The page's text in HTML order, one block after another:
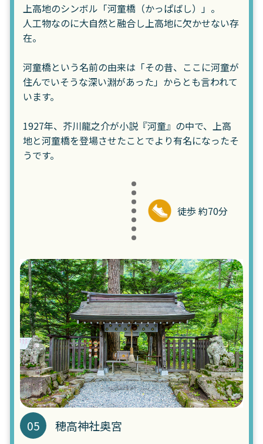
上高地のシンボル「河童橋（かっぱばし）」。
人工物なのに大自然と融合し上高地に欠かせない存
在。
河童橋という名前の由来は「その昔、ここに河童が
住んでいそうな深い淵があった」からとも言われて
います。
1927年、芥川龍之介が小説『河童』の中で、上高
地と河童橋を登場させたことでより有名になったそ
うです。
徒歩 約70分
05 穂高神社奥宮